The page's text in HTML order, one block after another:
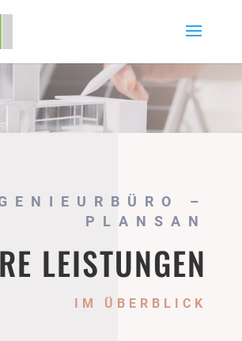
–
PLANSAN
LEISTUNGEN
IM ÜBERBLICK